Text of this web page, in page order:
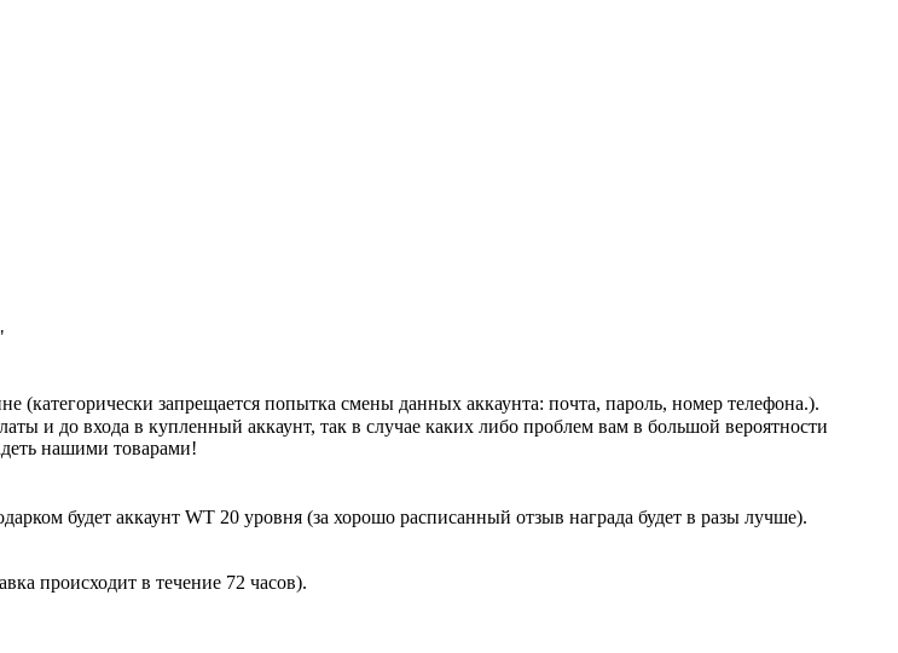
(категорически запрещается попытка смены данных аккаунта: почта, пароль, номер телефона.).
и до входа в купленный аккаунт, так в случае каких либо проблем вам в большой вероятности
нашими товарами!
будет аккаунт WT 20 уровня (за хорошо расписанный отзыв награда будет в разы лучше).
происходит в течение 72 часов).